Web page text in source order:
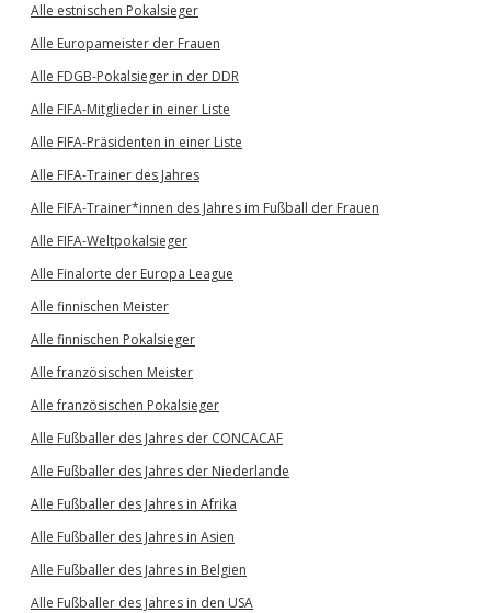
Alle estnischen Pokalsieger
Alle Europameister der Frauen
Alle FDGB-Pokalsieger in der DDR
Alle FIFA-Mitglieder in einer Liste
Alle FIFA-Präsidenten in einer Liste
Alle FIFA-Trainer des Jahres
Alle FIFA-Trainer*innen des Jahres im Fußball der Frauen
Alle FIFA-Weltpokalsieger
Alle Finalorte der Europa League
Alle finnischen Meister
Alle finnischen Pokalsieger
Alle französischen Meister
Alle französischen Pokalsieger
Alle Fußballer des Jahres der CONCACAF
Alle Fußballer des Jahres der Niederlande
Alle Fußballer des Jahres in Afrika
Alle Fußballer des Jahres in Asien
Alle Fußballer des Jahres in Belgien
Alle Fußballer des Jahres in den USA